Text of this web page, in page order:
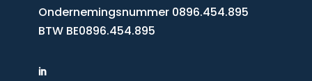
Ondernemingsnummer 0896.454.895
BTW BE0896.454.895